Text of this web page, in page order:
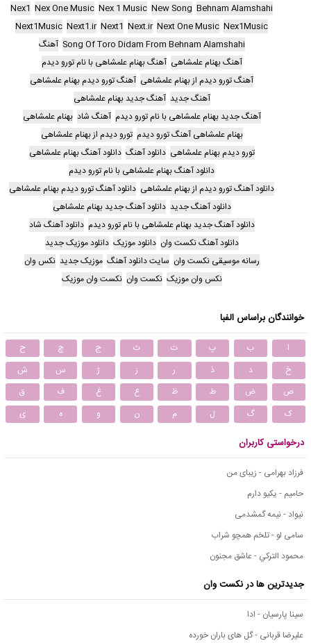
Behnam Alamshahi
New Song
Nex 1 Music
Nex One Music
Nex1
Nex1Music
Next One Music
Next.ir
Next1
Next1.ir
Next1Music
Song Of Toro Didam From Behnam Alamshahi آهنگ
آهنگ بهنام علمشاهی آهنگ بهنام علمشاهی با نام تورو دیدم
آهنگ تورو دیدم از بهنام علمشاهی آهنگ تورو دیدم بهنام علمشاهی
آهنگ جدید آهنگ جدید بهنام علمشاهی
آهنگ جدید بهنام علمشاهی با نام تورو دیدم آهنگ شاد بهنام علمشاهی
بهنام علمشاهی آهنگ تورو دیدم تورو دیدم از بهنام علمشاهی
تورو دیدم بهنام علمشاهی دانلود آهنگ دانلود آهنگ بهنام علمشاهی
دانلود آهنگ بهنام علمشاهی با نام تورو دیدم
دانلود آهنگ تورو دیدم از بهنام علمشاهی دانلود آهنگ تورو دیدم بهنام علمشاهی
دانلود آهنگ جدید دانلود آهنگ جدید بهنام علمشاهی
دانلود آهنگ جدید بهنام علمشاهی با نام تورو دیدم دانلود آهنگ شاد
دانلود آهنگ نکست وان دانلود موزیک دانلود موزیک جدید
رسانه موسیقی نکست وان سایت دانلود آهنگ موزیک جدید نکس وان
نکس وان موزیک نکست وان نکست وان موزیک
خوانندگان براساس الفبا
ا ب پ ت ث ج چ
ح
خ
د ذ ر ز ژ س
ش
ص
ض ط ظ ع غ ف
ق
ک
گ ل م ن و ه ی
درخواستی کاربران
فرزاد بهرامی - زیبای من
حامیم - یکیو دارم
نیواد - نیمه گمشدمی
سامی لو - تلخم همچو شراب
محمود التركي - عاشق مجنون
جدیدترین ها در نکست وان
سینا پارسیان - ادا
علیرضا قربانی - گل های باران خورده